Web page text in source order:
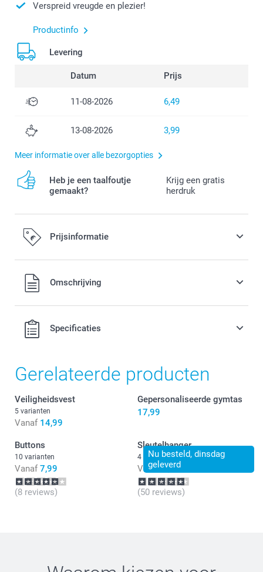
Verspreid vreugde en plezier!
Productinfo
Levering
Datum Prijs
11-08-2026 6,49
13-08-2026 3,99
Meer informatie over alle bezorgopties
Heb je een taalfoutje
gemaakt?
Krijg een gratis
herdruk
Prijsinformatie
Alle prijzen zijn in EURO (€) inclusief BTW en exclusief
verzendkosten.Omschrijving
Specificaties
Gerelateerde producten
Veiligheidsvest
5 varianten
Vanaf 14,99
Gepersonaliseerde gymtas
17,99
Buttons
10 varianten
Vanaf 7,99
(8 reviews)
Nu besteld, dinsdag
geleverd
Sleutelhanger
4 varianten
Vanaf 9,99
(50 reviews)